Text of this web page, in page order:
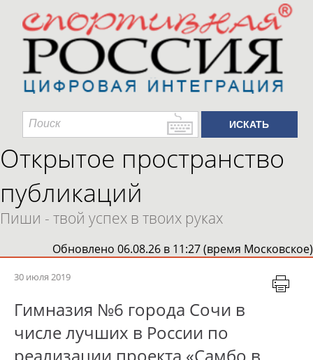
Открытое пространство
публикаций
Пиши - твой успех в твоих руках
Обновлено 06.08.26 в 11:27 (время Московское)
30 июля 2019
Гимназия №6 города Сочи в
числе лучших в России по